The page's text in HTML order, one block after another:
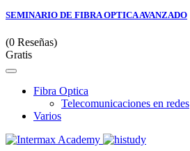
SEMINARIO DE FIBRA OPTICA AVANZADO
(0 Reseñas)
Gratis
Fibra Optica
Telecomunicaciones en redes
Varios